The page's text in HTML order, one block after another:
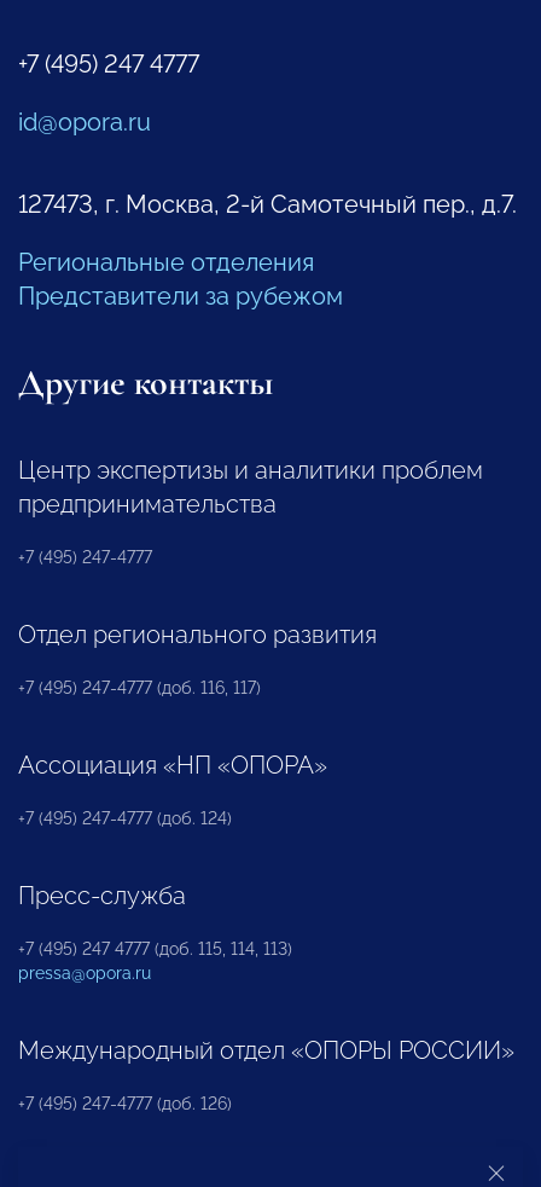
+7 (495) 247 4777
id@opora.ru
127473, г. Москва, 2-й Самотечный пер., д.7.
Региональные отделения
Представители за рубежом
Другие контакты
Центр экспертизы и аналитики проблем
предпринимательства
+7 (495) 247-4777
Отдел регионального развития
+7 (495) 247-4777 (доб. 116, 117)
Ассоциация «НП «ОПОРА»
+7 (495) 247-4777 (доб. 124)
Пресс-служба
+7 (495) 247 4777 (доб. 115, 114, 113)
pressa@opora.ru
Международный отдел «ОПОРЫ РОССИИ»
+7 (495) 247-4777 (доб. 126)
Бюро по защите прав предпринимателей и